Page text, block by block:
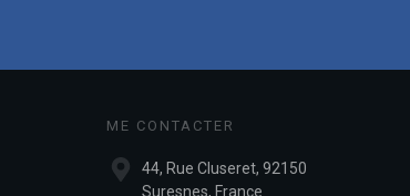
ME CONTACTER
44, Rue Cluseret, 92150
Suresnes, France